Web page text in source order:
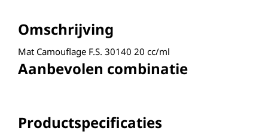
Omschrijving
Mat Camouflage F.S. 30140 20 cc/ml
Aanbevolen combinatie
Productspecificaties